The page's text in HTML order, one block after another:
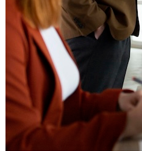
Istruzione
Autoscuole
Corsi di Lingue
Corsi Di Formazione
Istituti Privati
Materiale per Scuole
Scuola Nautica
Campus per Bambini